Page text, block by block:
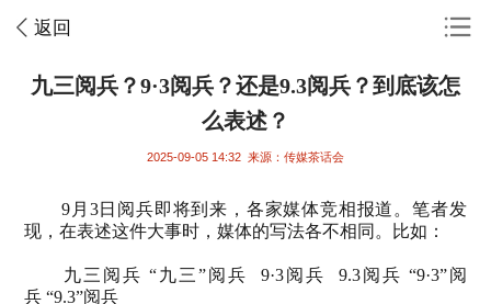
返回
九三阅兵？9·3阅兵？还是9.3阅兵？到底该怎
么表述？
2025-09-05 14:32 来源：传媒茶话会
9 月 3日阅兵即将到来，各家媒体竞相报道。笔者发
现，在表述这件大事时，媒体的写法各不相同。比如：
九三阅兵“九三”阅兵 9·3阅兵 9.3阅兵 “9·3”阅
兵 “9.3”阅兵